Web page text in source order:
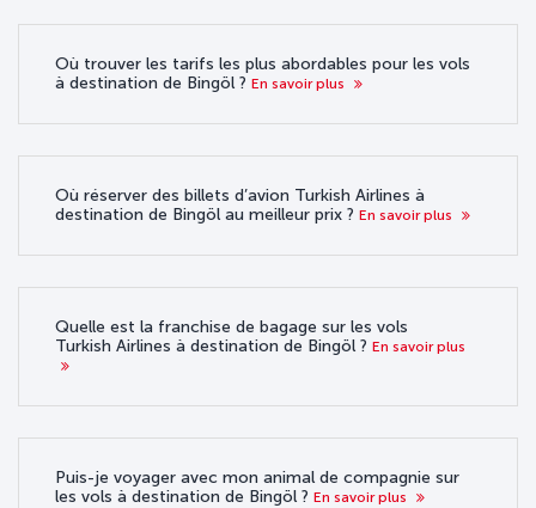
Où trouver les tarifs les plus abordables pour les vols
à destination de Bingöl ? En savoir plus
Où réserver des billets d’avion Turkish Airlines à
destination de Bingöl au meilleur prix ? En savoir plus
Quelle est la franchise de bagage sur les vols
Turkish Airlines à destination de Bingöl ? En savoir plus
Puis-je voyager avec mon animal de compagnie sur
les vols à destination de Bingöl ? En savoir plus